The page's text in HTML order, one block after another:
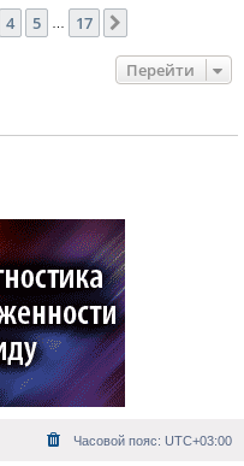
из 17
4 5 17
Перейти
Часовой пояс: UTC+03:00